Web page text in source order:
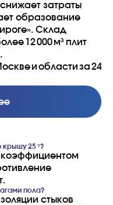
затраты
образование
Склад
12 000 м³ плит
и области за 24 ч
25 °?
коэффициентом
пола?
стыков